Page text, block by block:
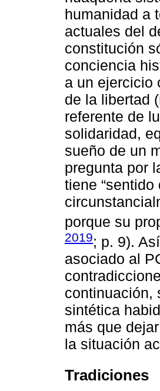
humanidad a
actuales del
constitución
conciencia
a un ejercicio
de la libertad
referente de
solidaridad,
sueño de un
pregunta por
tiene
porque su
2019; p. 9).
asociado al
continuación,
sintética
más que
la situación
Tradiciones